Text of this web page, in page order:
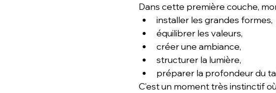
Dans cette première couche,
installer les grandes formes,
équilibrer les valeurs,
créer une ambiance,
structurer la lumière,
préparer la profondeur du
C’est un moment très instinctif